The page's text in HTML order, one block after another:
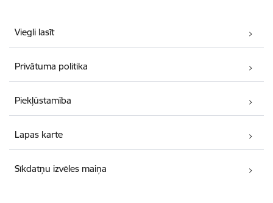
Viegli lasīt
Privātuma politika
Piekļūstamība
Lapas karte
Sīkdatņu izvēles maiņa